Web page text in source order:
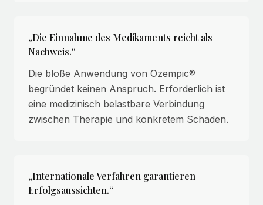
„Die Einnahme des Medikaments reicht als
Nachweis.“
Die bloße Anwendung von Ozempic®
begründet keinen Anspruch. Erforderlich ist
eine medizinisch belastbare Verbindung
zwischen Therapie und konkretem Schaden.
„Internationale Verfahren garantieren
Erfolgsaussichten.“